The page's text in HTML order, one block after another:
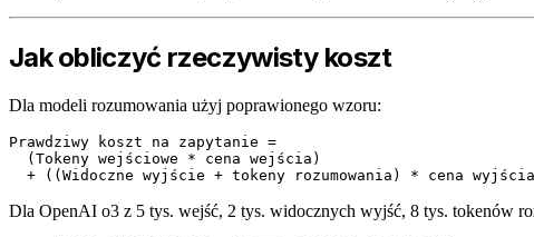
Jak obliczyć rzeczywisty koszt
Dla modeli rozumowania użyj poprawionego wzoru:
Prawdziwy koszt na zapytanie =
  (Tokeny wejściowe * cena wejścia)
Dla OpenAI o3 z 5 tys. wejść, 2 tys. widocznych wyjść, 8 tys. tokenów